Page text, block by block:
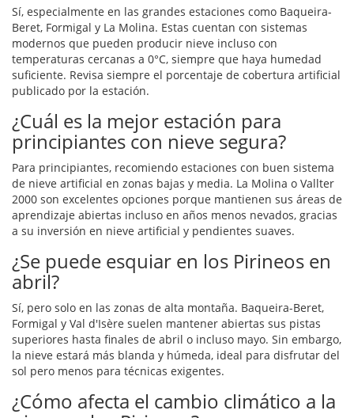
Sí, especialmente en las grandes estaciones como Baqueira-
Beret, Formigal y La Molina. Estas cuentan con sistemas
modernos que pueden producir nieve incluso con
temperaturas cercanas a 0°C, siempre que haya humedad
suficiente. Revisa siempre el porcentaje de cobertura artificial
publicado por la estación.
¿Cuál es la mejor estación para
principiantes con nieve segura?
Para principiantes, recomiendo estaciones con buen sistema
de nieve artificial en zonas bajas y media. La Molina o Vallter
2000 son excelentes opciones porque mantienen sus áreas de
aprendizaje abiertas incluso en años menos nevados, gracias
a su inversión en nieve artificial y pendientes suaves.
¿Se puede esquiar en los Pirineos en
abril?
Sí, pero solo en las zonas de alta montaña. Baqueira-Beret,
Formigal y Val d'Isère suelen mantener abiertas sus pistas
superiores hasta finales de abril o incluso mayo. Sin embargo,
la nieve estará más blanda y húmeda, ideal para disfrutar del
sol pero menos para técnicas exigentes.
¿Cómo afecta el cambio climático a la